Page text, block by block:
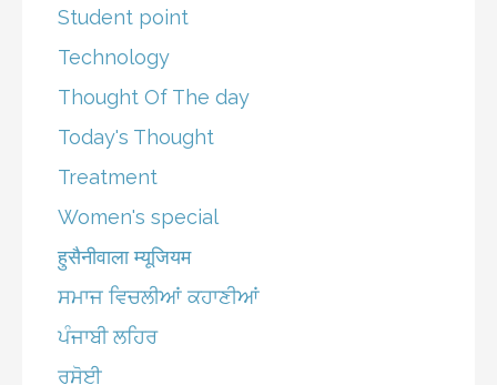
Student point
Technology
Thought Of The day
Today's Thought
Treatment
Women's special
हुसैनीवाला म्यूजियम
ਸਮਾਜ ਵਿਚਲੀਆਂ ਕਹਾਣੀਆਂ
ਪੰਜਾਬੀ ਲਹਿਰ
ਰਸੋਈ